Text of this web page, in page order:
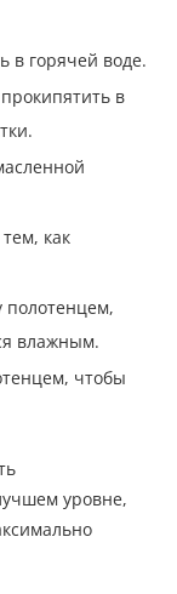
в горячей воде.
в
как
полотенцем,
влажным.
чтобы
уровне,